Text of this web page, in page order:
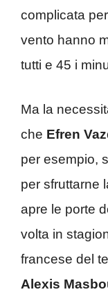
complicata
vento hanno
tutti e 45 i
Ma la
che Efren
per esempio,
per sfruttarne
apre le porte
volta in
francese del
Alexis